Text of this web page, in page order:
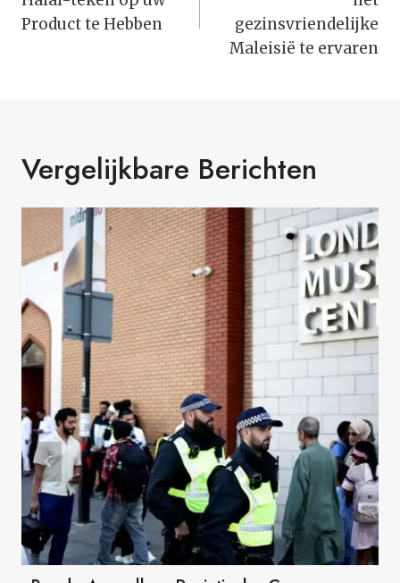
Product te Hebben
gezinsvriendelijke
Maleisië te ervaren
Vergelijkbare Berichten